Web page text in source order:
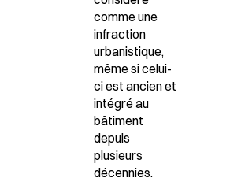
comme une
infraction
urbanistique,
même si celui-
ci est ancien et
intégré au
bâtiment
depuis
plusieurs
décennies.